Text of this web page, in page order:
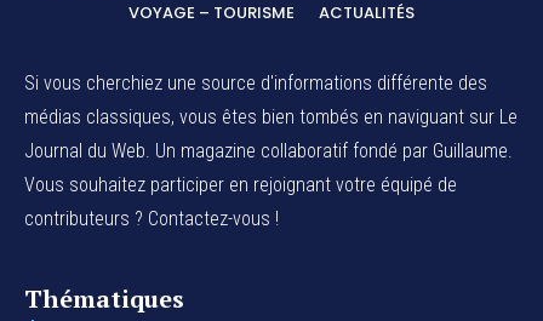
VOYAGE – TOURISME
ACTUALITÉS
Si vous cherchiez une source d'informations différente des
médias classiques, vous êtes bien tombés en naviguant sur Le
Journal du Web. Un magazine collaboratif fondé par Guillaume.
Vous souhaitez participer en rejoignant votre équipé de
contributeurs ? Contactez-vous !
Thématiques